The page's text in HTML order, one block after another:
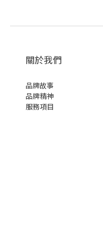
關於我們
品牌故事
品牌精神
服務項目